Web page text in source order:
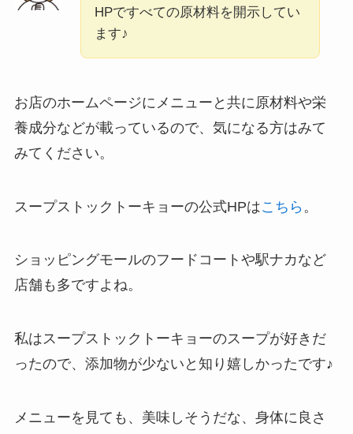
HPですべての原材料を開示してい
ます♪
お店のホームページにメニューと共に原材料や栄
養成分などが載っているので、気になる方はみて
みてください。
スープストックトーキョーの公式HPはこちら 。
ショッピングモールのフードコートや駅ナカなど
店舗も多ですよね。
私はスープストックトーキョーのスープが好きだ
ったので、添加物が少ないと知り嬉しかったです♪
メニューを見ても、美味しそうだな、身体に良さ